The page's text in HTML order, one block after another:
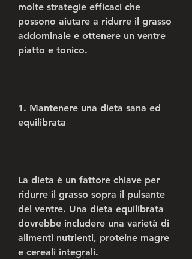
molte strategie efficaci che
possono aiutare a ridurre il grasso
addominale e ottenere un ventre
piatto e tonico.
1. Mantenere una dieta sana ed
equilibrata
La dieta è un fattore chiave per
ridurre il grasso sopra il pulsante
del ventre. Una dieta equilibrata
dovrebbe includere una varietà di
alimenti nutrienti, proteine magre
e cereali integrali.